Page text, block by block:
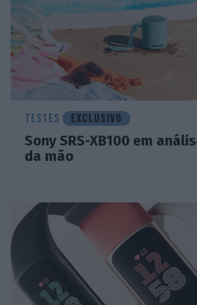
TESTES EXCLUSIVO
Sony SRS-XB100 em
da mão